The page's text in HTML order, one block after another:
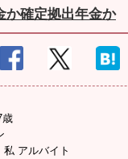
か確定拠出年金か
歳
アルバイト